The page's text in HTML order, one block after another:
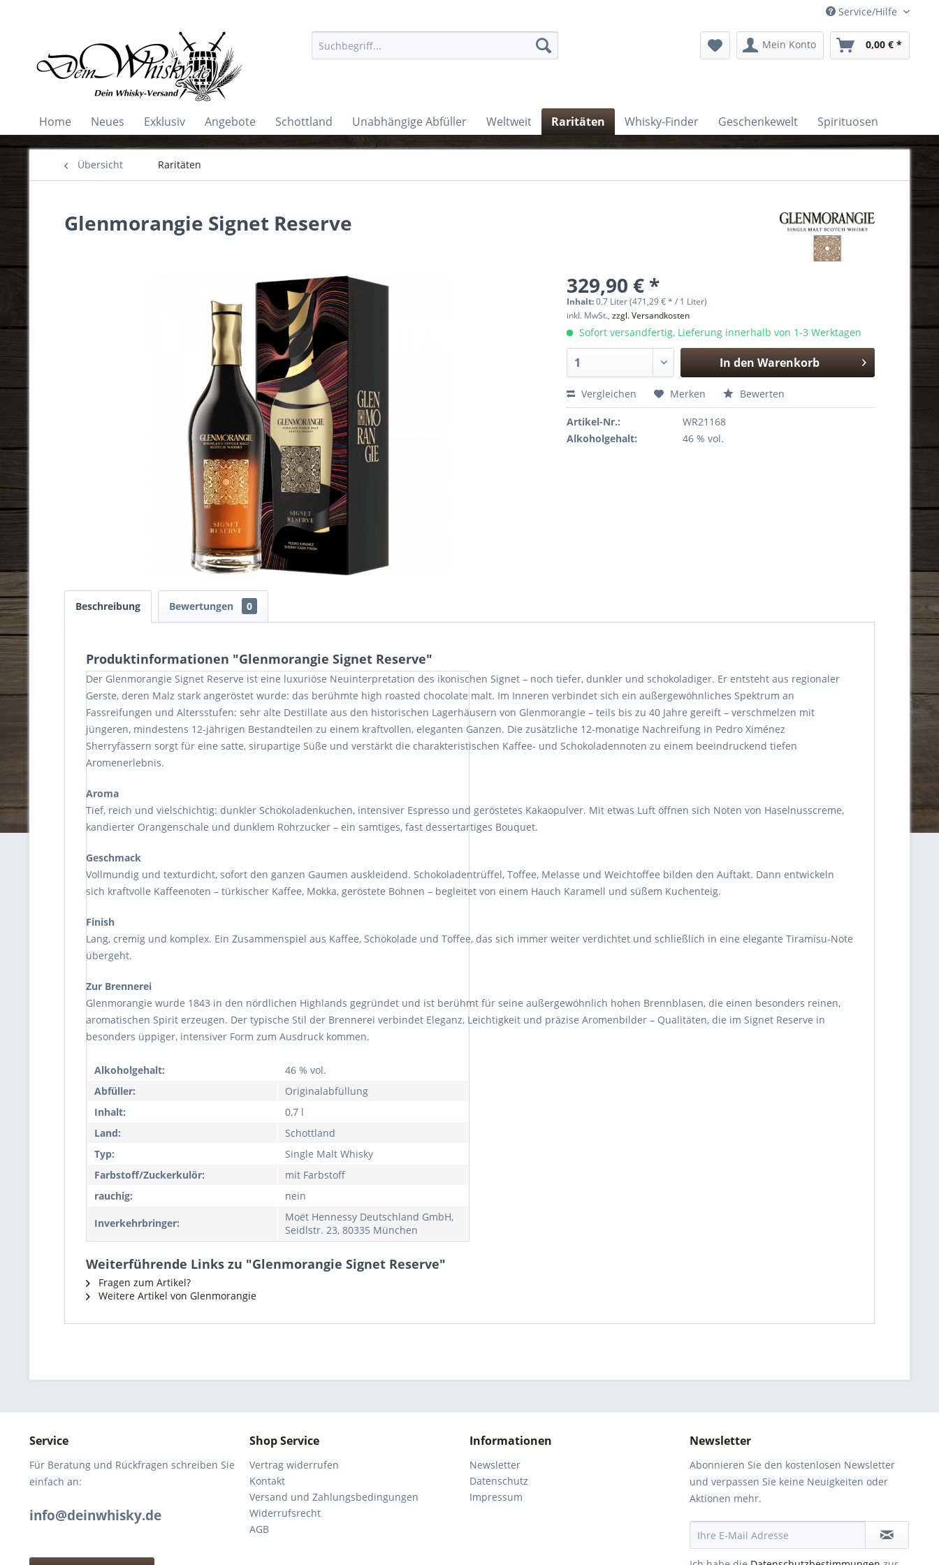
Service/Hilfe
Mein Konto 0,00 € *
Home Neues Exklusiv Angebote Schottland Unabhängige Abfüller Weltweit Raritäten Whisky-Finder Geschenkewelt Spirituosen
Übersicht Raritäten
Glenmorangie Signet Reserve
329,90 € *
Inhalt:0.7 Liter (471,29 € * / 1 Liter)
inkl. MwSt.,zzgl. Versandkosten
Sofort versandfertig, Lieferung innerhalb von 1-3 Werktagen
In den Warenkorb
Hinzugefügt
Vergleichen Merken Bewerten
Artikel-Nr.:
WR21168
Alkoholgehalt:
46 % vol.
Beschreibung Bewertungen 0
Produktinformationen "Glenmorangie Signet Reserve"
Der Glenmorangie Signet Reserve ist eine luxuriöse Neuinterpretation des ikonischen Signet – noch tiefer, dunkler und schokoladiger. Er entsteht aus regionaler
Gerste, deren Malz stark angeröstet wurde: das berühmte high roasted chocolate malt. Im Inneren verbindet sich ein außergewöhnliches Spektrum an
Fassreifungen und Altersstufen: sehr alte Destillate aus den historischen Lagerhäusern von Glenmorangie – teils bis zu 40 Jahre gereift – verschmelzen mit
jüngeren, mindestens 12-jährigen Bestandteilen zu einem kraftvollen, eleganten Ganzen. Die zusätzliche 12-monatige Nachreifung in Pedro Ximénez
Sherryfässern sorgt für eine satte, sirupartige Süße und verstärkt die charakteristischen Kaffee- und Schokoladennoten zu einem beeindruckend tiefen
Aromenerlebnis.
Aroma
Tief, reich und vielschichtig: dunkler Schokoladenkuchen, intensiver Espresso und geröstetes Kakaopulver. Mit etwas Luft öffnen sich Noten von Haselnusscreme,
kandierter Orangenschale und dunklem Rohrzucker – ein samtiges, fast dessertartiges Bouquet.
Geschmack
Vollmundig und texturdicht, sofort den ganzen Gaumen auskleidend. Schokoladentrüffel, Toffee, Melasse und Weichtoffee bilden den Auftakt. Dann entwickeln
sich kraftvolle Kaffeenoten – türkischer Kaffee, Mokka, geröstete Bohnen – begleitet von einem Hauch Karamell und süßem Kuchenteig.
Finish
Lang, cremig und komplex. Ein Zusammenspiel aus Kaffee, Schokolade und Toffee, das sich immer weiter verdichtet und schließlich in eine elegante Tiramisu-Note
übergeht.
Zur Brennerei
Glenmorangie wurde 1843 in den nördlichen Highlands gegründet und ist berühmt für seine außergewöhnlich hohen Brennblasen, die einen besonders reinen,
aromatischen Spirit erzeugen. Der typische Stil der Brennerei verbindet Eleganz, Leichtigkeit und präzise Aromenbilder – Qualitäten, die im Signet Reserve in
besonders üppiger, intensiver Form zum Ausdruck kommen.
Alkoholgehalt:
46 % vol.
Abfüller:
Originalabfüllung
Inhalt:
0,7 l
Land:
Schottland
Typ:
Single Malt Whisky
Farbstoff/Zuckerkulör:
mit Farbstoff
rauchig:
nein
Inverkehrbringer:
Moët Hennessy Deutschland GmbH,
Seidlstr. 23, 80335 München
Weiterführende Links zu "Glenmorangie Signet Reserve"
Fragen zum Artikel?
Weitere Artikel von Glenmorangie
Service
Für Beratung und Rückfragen schreiben Sie
einfach an:
info@deinwhisky.de
Shop Service
Vertrag widerrufen
Kontakt
Versand und Zahlungsbedingungen
Widerrufsrecht
AGB
Informationen
Newsletter
Datenschutz
Impressum
Newsletter
Abonnieren Sie den kostenlosen Newsletter
und verpassen Sie keine Neuigkeiten oder
Aktionen mehr.